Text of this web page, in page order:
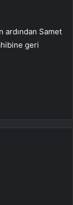
ardından Samet
geri